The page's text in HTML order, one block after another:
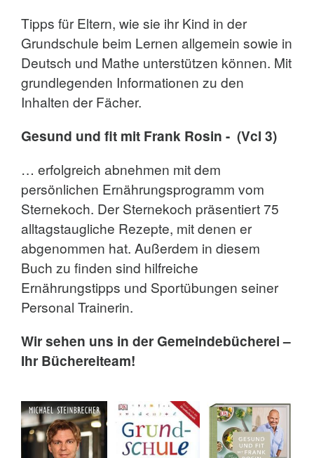
Tipps für Eltern, wie sie ihr Kind in der
Grundschule beim Lernen allgemein sowie in
Deutsch und Mathe unterstützen können. Mit
grundlegenden Informationen zu den
Inhalten der Fächer.
Gesund und fit mit Frank Rosin - (Vcl 3)
… erfolgreich abnehmen mit dem
persönlichen Ernährungsprogramm vom
Sternekoch. Der Sternekoch präsentiert 75
alltagstaugliche Rezepte, mit denen er
abgenommen hat. Außerdem in diesem
Buch zu finden sind hilfreiche
Ernährungstipps und Sportübungen seiner
Personal Trainerin.
Wir sehen uns in der Gemeindebücherei –
Ihr Büchereiteam!